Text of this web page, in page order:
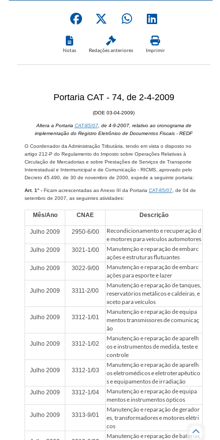
Notas Redações anteriores Imprimir
Portaria CAT - 74, de 2-4-2009
(DOE 03-04-2009)
Altera a Portaria CAT-85/07, de 4-9-2007, relativo ao cronograma de
implementação do Registro Eletrônico de Documentos Fiscais - REDF
O Coordenador da Administração Tributária, tendo em vista o disposto no
artigo 212-P do Regulamento do Imposto sobre Operações Relativas à
Circulação de Mercadorias e sobre Prestações de Serviços de Transporte
Interestadual e Intermunicipal e de Comunicação - RICMS, aprovado pelo
Decreto 45.490, de 30 de novembro de 2000, expede a seguinte portaria:
Art. 1° - Ficam acrescentadas ao Anexo III da Portaria CAT-85/07 , de 04 de
setembro de 2007, as seguintes atividades:
Mês/Ano CNAE Descrição
Julho 2009 2950-6/00
Recondicionamento e recuperação d
e motores para veículos automotores
Julho 2009 3021-1/00
Manutenção e reparação de embarc
ações e estruturas flutuantes
Julho 2009 3022-9/00
Manutenção e reparação de embarc
ações para esporte e lazer
Julho 2009 3311-2/00
Manutenção e reparação de tanques,
reservatórios metálicos e caldeiras, e
xceto para veículos
Julho 2009 3312-1/01
Manutenção e reparação de equipa
mentos transmissores de comunicaç
ão
Julho 2009 3312-1/02
Manutenção e reparação de aparelh
os e instrumentos de medida, teste e
controle
Julho 2009 3312-1/03
Manutenção e reparação de aparelh
os eletromédicos e eletroterapêutico
s e equipamentos de irradiação
Julho 2009 3312-1/04
Manutenção e reparação de equipa
mentos e instrumentos ópticos
Julho 2009 3313-9/01
Manutenção e reparação de gerador
es, transformadores e motores elétri
cos
Manutenção e reparação de baterias